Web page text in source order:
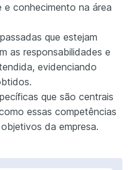
e conhecimento na área
que estejam
as responsabilidades e
evidenciando
que são centrais
essas competências
da empresa.